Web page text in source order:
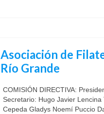
Asociación de
Río Grande
COMISIÓN DIRECTIVA:
Secretario: Hugo Javier
Cepeda Gladys Noemí Puccio